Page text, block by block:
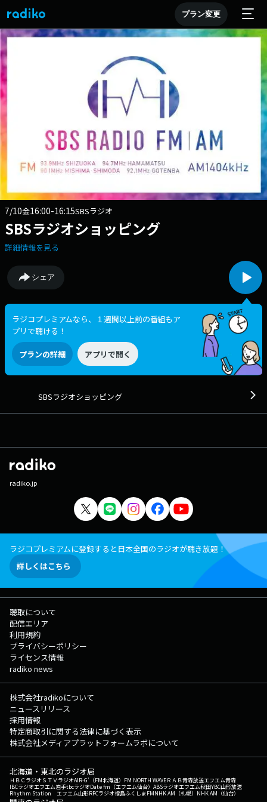
プラン変更
7/10金16:00-16:15SBSラジオ
SBSラジオショッピング
詳細情報を見る
シェア
ラジコプレミアムなら、１週間以上前の番組もア
プリで聴ける！
プランの詳細 アプリで開く
SBSラジオショッピング
radiko.jp
ラジコプレミアムに登録すると日本全国のラジオが聴き放題！
詳しくはこちら
聴取について
配信エリア
利用規約
プライバシーポリシー
ライセンス情報
radiko news
株式会社radikoについて
ニュースリリース
採用情報
特定商取引に関する法律に基づく表示
株式会社メディアプラットフォームラボについて
北海道・東北のラジオ局
ＨＢＣラジオＳＴＶラジオAIR-G'（FM北海道） FM NORTH WAVEＲＡＢ青森放送エフエム青森
IBCラジオエフエム岩手tbcラジオDate fm（エフエム仙台） ABSラジオエフエム秋田YBC山形放送
Rhythm Station エフエム山形RFCラジオ福島ふくしまFMNHK AM（札幌） NHK AM（仙台）